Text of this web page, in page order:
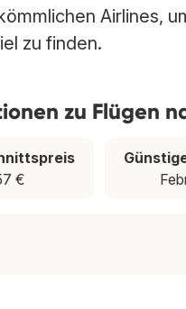
Airlines,
zu finden.
zu Flügen
€